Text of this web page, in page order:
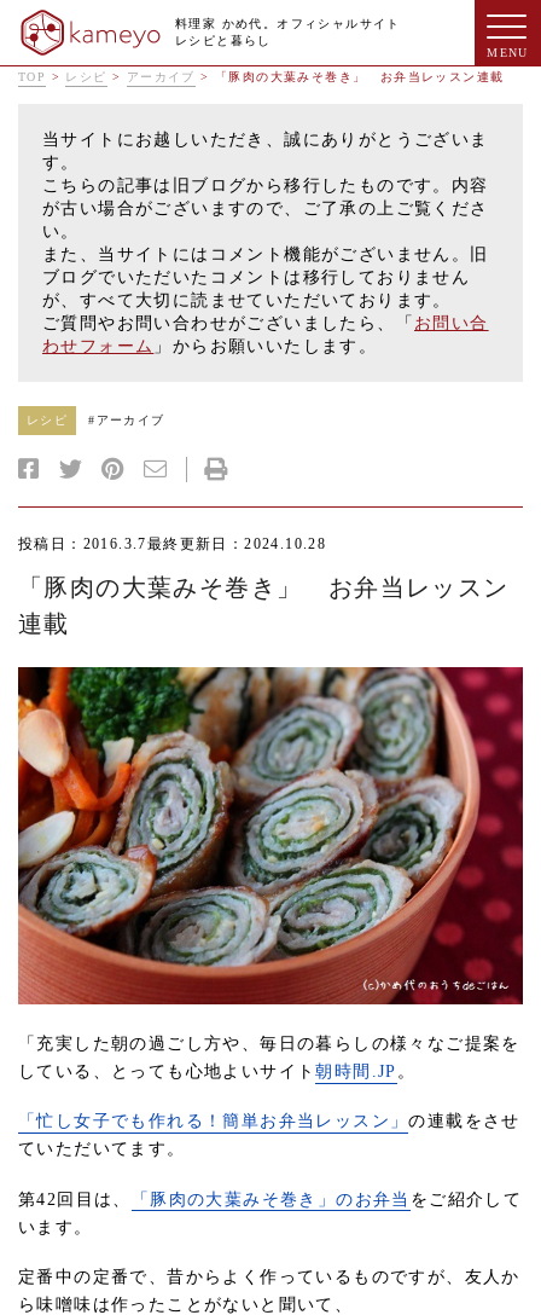
料理家 かめ代。オフィシャルサイト
レシピと暮らし
TOP > レシピ > アーカイブ > 「豚肉の大葉みそ巻き」 お弁当レッスン連載
当サイトにお越しいただき、誠にありがとうございま
す。
こちらの記事は旧ブログから移行したものです。内容
が古い場合がございますので、ご了承の上ご覧くださ
い。
また、当サイトにはコメント機能がございません。旧
ブログでいただいたコメントは移行しておりません
が、すべて大切に読ませていただいております。
ご質問やお問い合わせがございましたら、「 お問い合
わせフォーム 」からお願いいたします。
レシピ # アーカイブ
投稿日：2016.3.7最終更新日：2024.10.28
「豚肉の大葉みそ巻き」 お弁当レッスン
連載
「充実した朝の過ごし方や、毎日の暮らしの様々なご提案を
している、とっても心地よいサイト朝時間.JP 。
「忙し女子でも作れる！簡単お弁当レッスン」の連載をさせ
ていただいてます。
第42回目は、 「豚肉の大葉みそ巻き」のお弁当 をご紹介して
います。
定番中の定番で、昔からよく作っているものですが、友人か
ら味噌味は作ったことがないと聞いて、